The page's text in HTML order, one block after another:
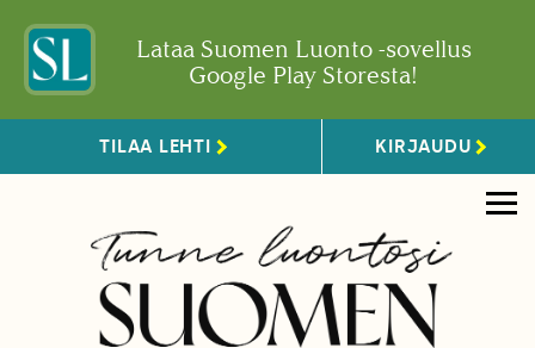
Lataa Suomen Luonto -sovellus
Google Play Storesta!
TILAA LEHTI KIRJAUDU